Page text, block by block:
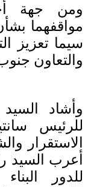
ومن جهة
مواقفهما
سيما تعزيز
والتعاون
وأشاد السيد
للرئيس
الاستقرار
أعرب السيد
للدور